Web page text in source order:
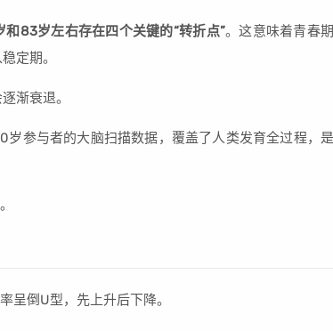
83岁左右存在四个关键的“转折点”。这意味着青春
定期。
渐衰退。
参与者的大脑扫描数据，覆盖了人类发育全过程，是
呈倒U型，先上升后下降。